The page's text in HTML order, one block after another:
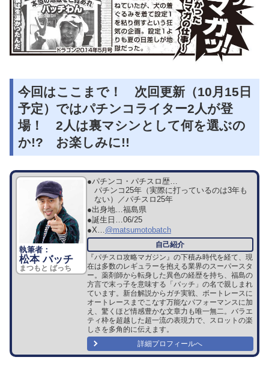
今回はここまで！ 次回更新（10月15日
予定）ではパチンコライター2人が登
場！ 2人は裏マシンとして何を選ぶの
か!? お楽しみに!!
松本 バッチ
まつもと ばっち
●パチンコ・パチスロ歴…
パチンコ25年（実際に打っているのは3年も
ない）／パチスロ25年
●出身地… 福島県
●誕生日… 06/25
●X… @matsumotobatch
『パチスロ攻略マガジン』の下積み時代を経て、現
在は多数のレギュラーを抱える業界のスーパースタ
ー。薬剤師から転身した異色の経歴を持ち、福島の
方言で末っ子を意味する「バッチ」の名で親しまれ
ています。新台解説からガチ実戦、ボートレースに
オートレースまでこなす万能なパフォーマンスに加
え、驚くほど情感豊かな文章力も唯一無二。バラエ
ティ枠を超越した超一流の表現力で、スロットの楽
しさを多角的に伝えます。
詳細プロフィールへ